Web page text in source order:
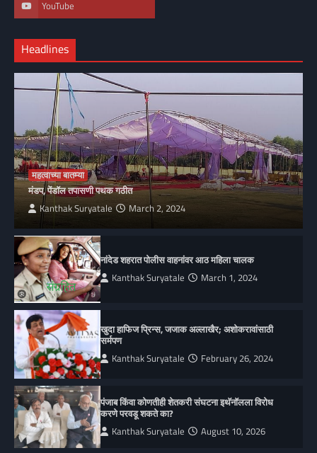
YouTube
Headlines
महत्वाच्या बातम्या
मंडप, पेंडॉल तपासणी पथक गठीत
Kanthak Suryatale March 2, 2024
नांदेड शहरात पोलीस वाहनांवर आठ महिला चालक
Kanthak Suryatale March 1, 2024
खुदा हाफिज प्रिन्स, जजाक अल्लाखैर; अशोकरावांसाठी
सर्मपण
Kanthak Suryatale February 26, 2024
पंजाब किंवा कोणतीही शेतकरी संघटना इथॅनॉलला विरोध
करणे परवडू शकते का?
Kanthak Suryatale August 10, 2026